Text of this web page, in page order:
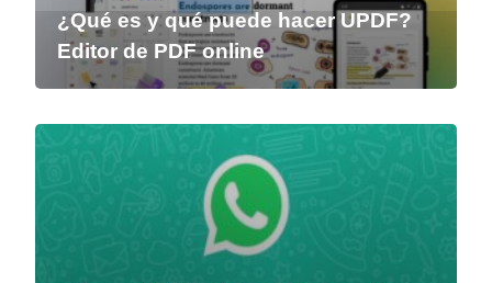
¿Qué es y qué puede hacer UPDF?
Editor de PDF online